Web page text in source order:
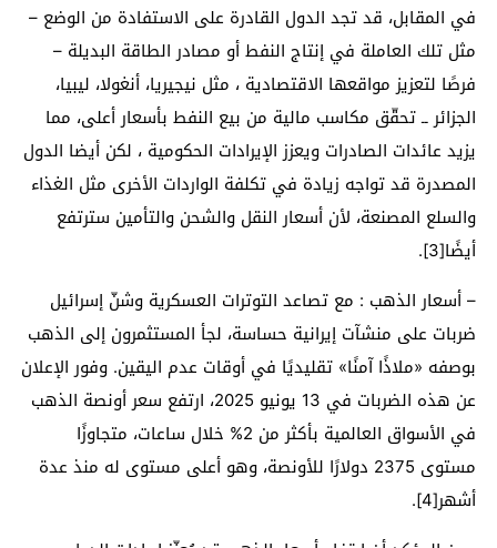
في المقابل، قد تجد الدول القادرة على الاستفادة من الوضع –
مثل تلك العاملة في إنتاج النفط أو مصادر الطاقة البديلة –
فرصًا لتعزيز مواقعها الاقتصادية ، مثل نيجيريا، أنغولا، ليبيا،
الجزائر ــ تحقّق مكاسب مالية من بيع النفط بأسعار أعلى، مما
يزيد عائدات الصادرات ويعزز الإيرادات الحكومية ، لكن أيضا الدول
المصدرة قد تواجه زيادة في تكلفة الواردات الأخرى مثل الغذاء
والسلع المصنعة، لأن أسعار النقل والشحن والتأمين سترتفع
أيضًا[3].
– أسعار الذهب : مع تصاعد التوترات العسكرية وشنّ إسرائيل
ضربات على منشآت إيرانية حساسة، لجأ المستثمرون إلى الذهب
بوصفه «ملاذًا آمنًا» تقليديًا في أوقات عدم اليقين. وفور الإعلان
عن هذه الضربات في 13 يونيو 2025، ارتفع سعر أونصة الذهب
في الأسواق العالمية بأكثر من 2% خلال ساعات، متجاوزًا
مستوى 2375 دولارًا للأونصة، وهو أعلى مستوى له منذ عدة
أشهر[4].